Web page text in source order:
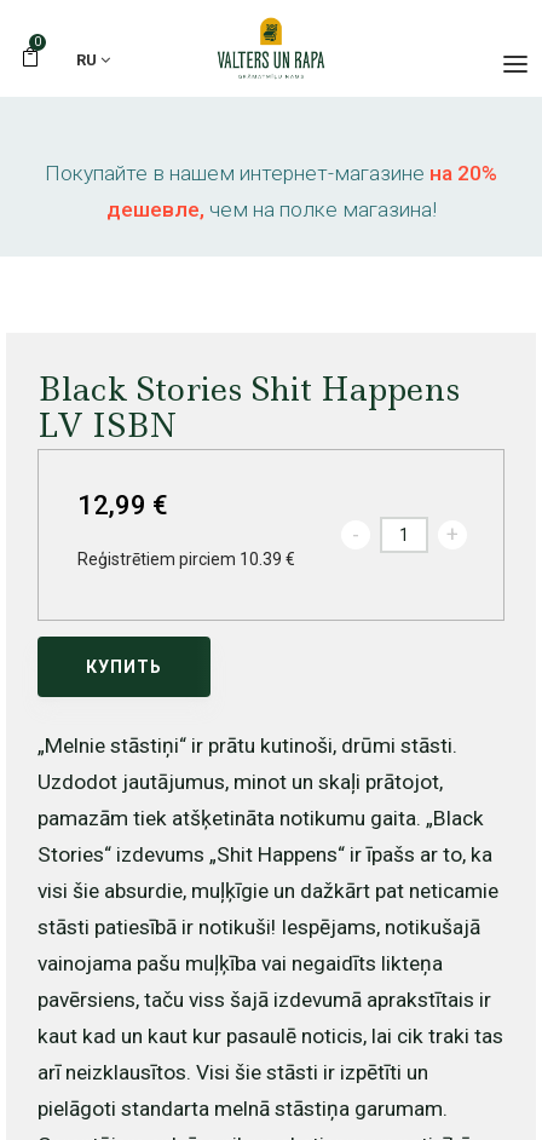
0
RU
Покупайте в нашем интернет-магазине на 20%
дешевле, чем на полке магазина!
Black Stories Shit Happens
LV ISBN
12,99 €
Reģistrētiem pirciem 10.39 €
- +
КУПИТЬ
„Melnie stāstiņi“ ir prātu kutinoši, drūmi stāsti.
Uzdodot jautājumus, minot un skaļi prātojot,
pamazām tiek atšķetināta notikumu gaita. „Black
Stories“ izdevums „Shit Happens“ ir īpašs ar to, ka
visi šie absurdie, muļķīgie un dažkārt pat neticamie
stāsti patiesībā ir notikuši! Iespējams, notikušajā
vainojama pašu muļķība vai negaidīts likteņa
pavērsiens, taču viss šajā izdevumā aprakstītais ir
kaut kad un kaut kur pasaulē noticis, lai cik traki tas
arī neizklausītos. Visi šie stāsti ir izpētīti un
pielāgoti standarta melnā stāstiņa garumam.